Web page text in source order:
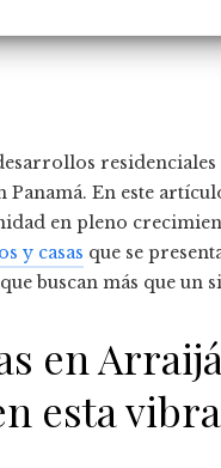
En este
en pleno
y casas que se
buscan más que un
en
esta